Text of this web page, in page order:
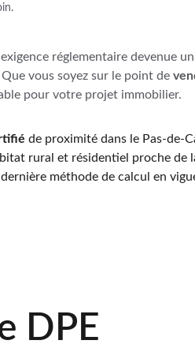
réglementaire devenue
Que vous soyez sur le point de
pour votre projet immobilier.
de proximité dans le Pas-de-
rural et résidentiel proche de
méthode de calcul en
DPE